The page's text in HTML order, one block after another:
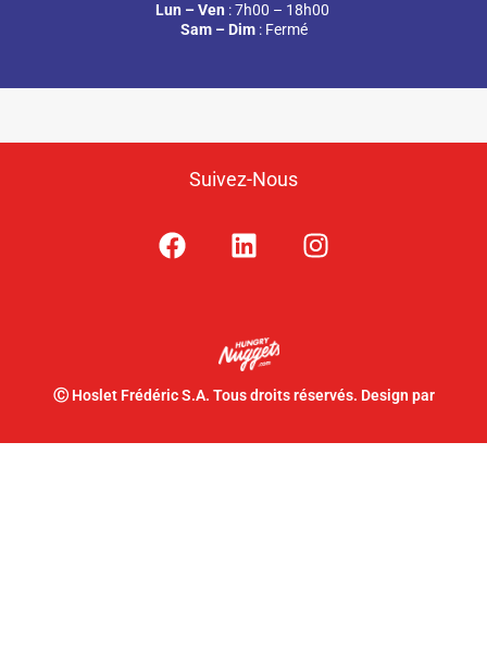
Lun – Ven : 7h00 – 18h00
Sam – Dim : Fermé
Suivez-Nous
Ⓒ Hoslet Frédéric S.A. Tous droits réservés. Design par